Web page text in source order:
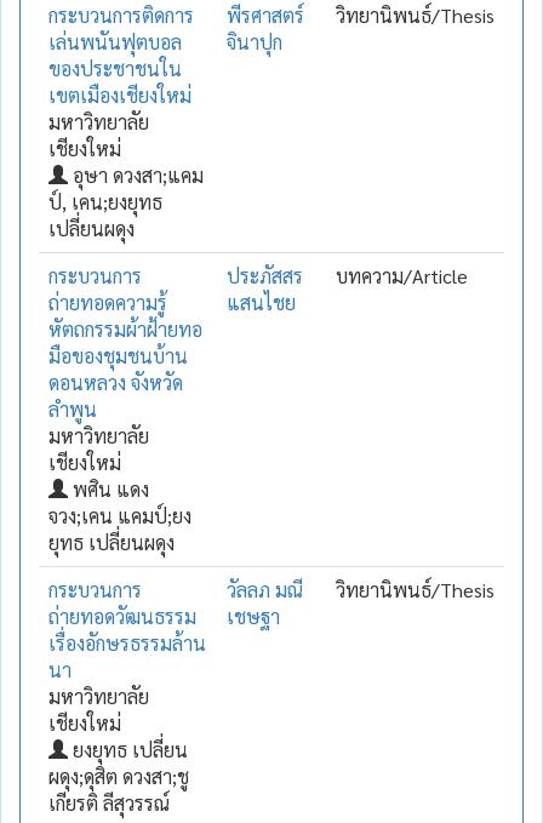
กระบวนการติดการ
เล่นพนันฟุตบอล
ของประชาชนใน
เขตเมืองเชียงใหม่
มหาวิทยาลัย
เชียงใหม่
อุษา ดวงสา;แคม
ป์, เคน;ยงยุทธ
เปลี่ยนผดุง
พีรศาสตร์
จินาปุก
วิทยานิพนธ์/Thesis
กระบวนการ
ถ่ายทอดความรู้
หัตถกรรมผ้าฝ้ายทอ
มือของชุมชนบ้าน
ดอนหลวง จังหวัด
ลำพูน
มหาวิทยาลัย
เชียงใหม่
พศิน แดง
จวง;เคน แคมป์;ยง
ยุทธ เปลี่ยนผดุง
ประภัสสร
แสนไชย
บทความ/Article
กระบวนการ
ถ่ายทอดวัฒนธรรม
เรื่องอักษรธรรมล้าน
นา
มหาวิทยาลัย
เชียงใหม่
ยงยุทธ เปลี่ยน
ผดุง;ดุสิต ดวงสา;ชู
เกียรติ ลีสุวรรณ์
วัลลภ มณี
เชษฐา
วิทยานิพนธ์/Thesis